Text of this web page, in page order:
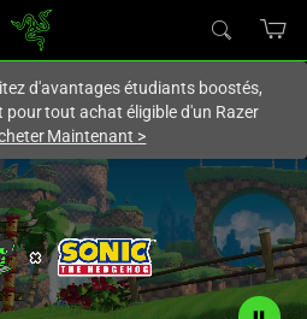
site
d'avantages étudiants boostés,
pour tout achat éligible d'un Razer
Maintenant >